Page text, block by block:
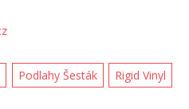
Podlahy Šesták Rigid Vinyl